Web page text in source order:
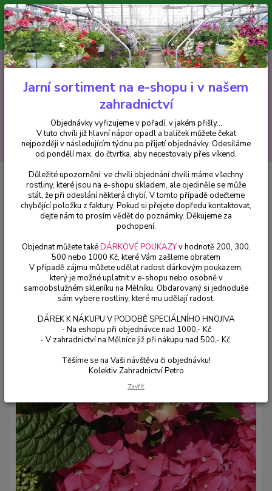
Minimální hodnota pro odeslání z e-shopu je 300 Kč.
V tuto chvíli již hlavní nápor objednávek opadl a balíček můžete čekat
nejpozději v následujícím týdnu po přijetí objednávky. Objednávky
vyřizujeme v pořadí, v jakém přišly...
CZK
Hledat
+420 602 223 614 0ks
za0 Kč
Okrasné keře Hydrangea macr. Rosita" - Hortenzie" - 1 ks
Hydrangea macr. Rosita" -
Hortenzie" - 1 ks
Jarní sortiment na e-shopu i v našem
zahradnictví
Objednávky vyřizujeme v pořadí, v jakém přišly...
V tuto chvíli již hlavní nápor opadl a balíček můžete čekat
nejpozději v následujícím týdnu po přijetí objednávky. Odesíláme
od pondělí max. do čtvrtka, aby necestovaly přes víkend.
Důležité upozornění: ve chvíli objednání chvíli máme všechny
rostliny, které jsou na e-shopu skladem, ale ojediněle se může
stát, že při odeslání některá chybí. V tomto případě odečteme
chybějící položku z faktury. Pokud si přejete dopředu kontaktovat,
dejte nám to prosím vědět do poznámky. Děkujeme za
pochopení.
Objednat můžete takéDÁRKOVÉ POUKAZYv hodnotě 200, 300,
500 nebo 1000 Kč, které Vám zašleme obratem
V případě zájmu můžete udělat radost dárkovým poukazem,
který je možné uplatnit v e-shopu nebo osobně v
samoobslužném skleníku na Mělníku. Obdarovaný si jednoduše
sám vybere rostliny, které mu udělají radost.
DÁREK K NÁKUPU V PODOBĚ SPECIÁLNÍHO HNOJIVA
- Na eshopu při objednávce nad 1000,- Kč
- V zahradnictví na Mělníce již při nákupu nad 500,- Kč.
Těšíme se na Vaši návštěvu či objednávku!
Kolektiv Zahradnictví Petro
Zavřít